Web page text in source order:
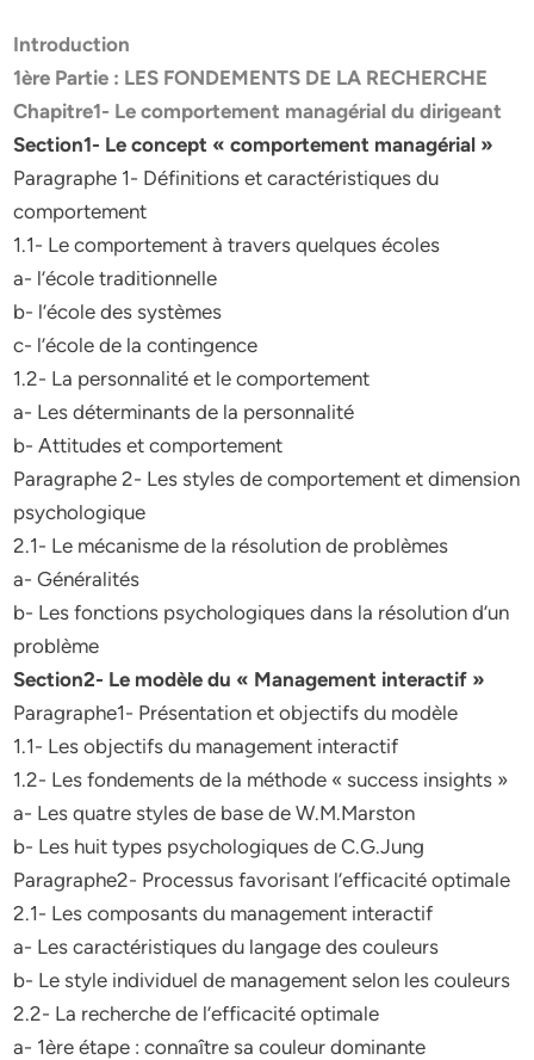
Introduction
1ère Partie : LES FONDEMENTS DE LA RECHERCHE
Chapitre1- Le comportement managérial du dirigeant
Section1- Le concept « comportement managérial »
Paragraphe 1- Définitions et caractéristiques du
comportement
1.1- Le comportement à travers quelques écoles
a- l’école traditionnelle
b- l’école des systèmes
c- l’école de la contingence
1.2- La personnalité et le comportement
a- Les déterminants de la personnalité
b- Attitudes et comportement
Paragraphe 2- Les styles de comportement et dimension
psychologique
2.1- Le mécanisme de la résolution de problèmes
a- Généralités
b- Les fonctions psychologiques dans la résolution d’un
problème
Section2- Le modèle du « Management interactif »
Paragraphe1- Présentation et objectifs du modèle
1.1- Les objectifs du management interactif
1.2- Les fondements de la méthode « success insights »
a- Les quatre styles de base de W.M.Marston
b- Les huit types psychologiques de C.G.Jung
Paragraphe2- Processus favorisant l’efficacité optimale
2.1- Les composants du management interactif
a- Les caractéristiques du langage des couleurs
b- Le style individuel de management selon les couleurs
2.2- La recherche de l’efficacité optimale
a- 1ère étape : connaître sa couleur dominante